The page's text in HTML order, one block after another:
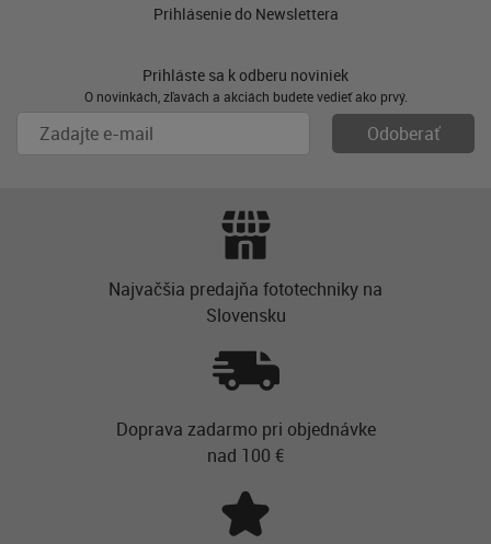
Prihlásenie do Newslettera
Prihláste sa k odberu noviniek
O novinkách, zľavách a akciách budete vedieť ako prvý.
Najvačšia predajňa fototechniky na
Slovensku
Doprava zadarmo pri objednávke
nad 100 €